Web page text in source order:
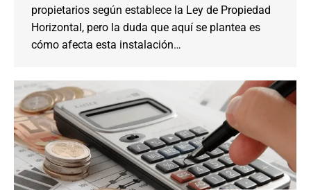
propietarios según establece la Ley de Propiedad
Horizontal, pero la duda que aquí se plantea es
cómo afecta esta instalación…